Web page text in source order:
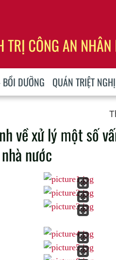
DƯỠNG QUÁN TRIỆT
về xử lý một số
nước